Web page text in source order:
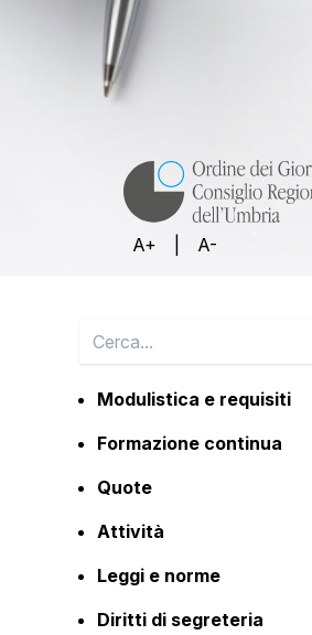
A+ A-
Modulistica e requisiti
Formazione continua
Quote
Attività
Leggi e norme
Diritti di segreteria